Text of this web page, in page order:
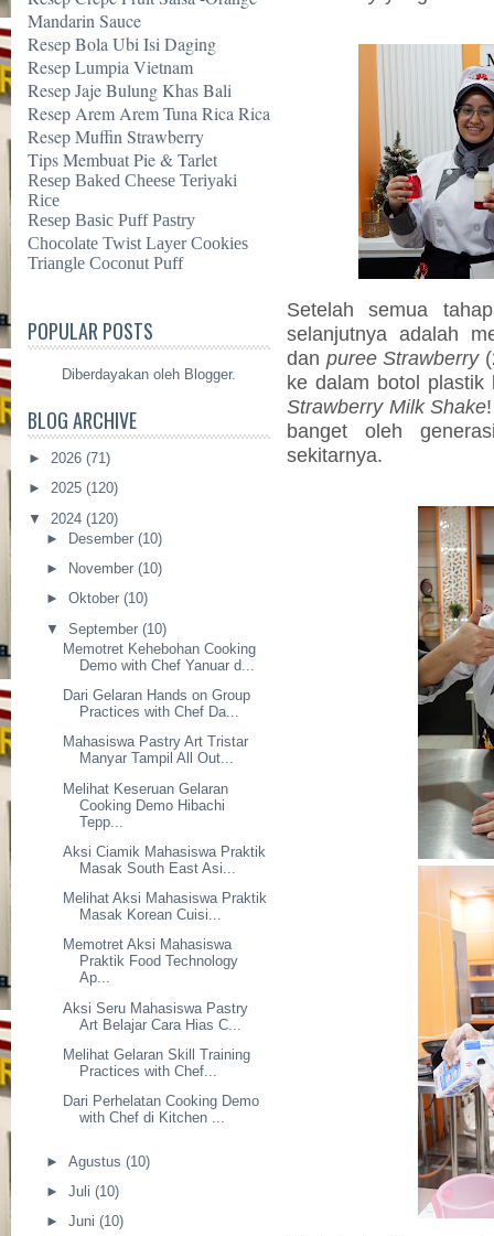
Mandarin Sauce
Resep Bola Ubi Isi Daging
Resep Lumpia Vietnam
Resep Jaje Bulung Khas Bali
Resep Arem Arem Tuna Rica Rica
Resep Muffin Strawberry
Tips Membuat Pie & Tarlet
Resep Baked Cheese Teriyaki
Rice
Resep Basic Puff Pastry
Chocolate Twist Layer Cookies
Triangle Coconut Puff
POPULAR POSTS
Diberdayakan oleh Blogger.
BLOG ARCHIVE
► 2026 (71)
► 2025 (120)
▼ 2024 (120)
►
Desember (10)
►
November (10)
► Oktober (10)
▼ September (10)
Memotret Kehebohan Cooking
Demo with Chef Yanuar d...
Dari Gelaran Hands on Group
Practices with Chef Da...
Mahasiswa Pastry Art Tristar
Manyar Tampil All Out...
Melihat Keseruan Gelaran
Cooking Demo Hibachi
Tepp...
Aksi Ciamik Mahasiswa Praktik
Masak South East Asi...
Melihat Aksi Mahasiswa Praktik
Masak Korean Cuisi...
Memotret Aksi Mahasiswa
Praktik Food Technology
Ap...
Aksi Seru Mahasiswa Pastry
Art Belajar Cara Hias C...
Melihat Gelaran Skill Training
Practices with Chef...
Dari Perhelatan Cooking Demo
with Chef di Kitchen ...
► Agustus (10)
► Juli (10)
► Juni (10)
Setelah semua
selanjutnya adalah
dan puree Strawberry
ke dalam botol
Strawberry Milk Shake
banget oleh
sekitarnya.